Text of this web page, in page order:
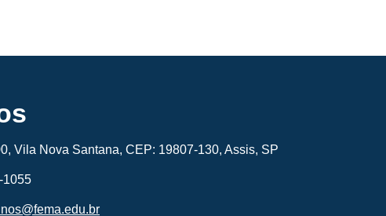
Vila Nova Santana, CEP: 19807-130, Assis, SP
1055